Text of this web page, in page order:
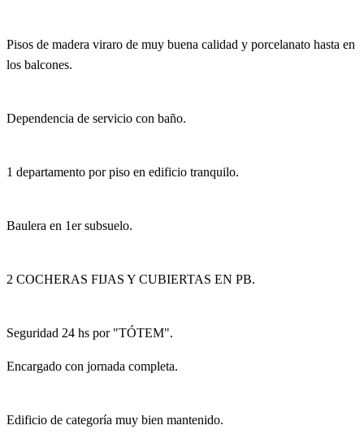
Pisos de madera viraro de muy buena calidad y porcelanato hasta en
los balcones.
Dependencia de servicio con baño.
1 departamento por piso en edificio tranquilo.
Baulera en 1er subsuelo.
2 COCHERAS FIJAS Y CUBIERTAS EN PB.
Seguridad 24 hs por "TÓTEM".
Encargado con jornada completa.
Edificio de categoría muy bien mantenido.